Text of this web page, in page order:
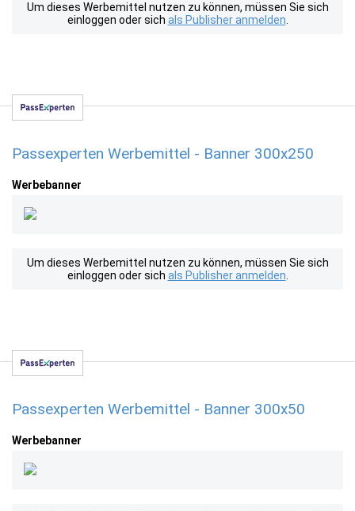
Um dieses Werbemittel nutzen zu können, müssen Sie sich
einloggen oder sich als Publisher anmelden
Passexperten Werbemittel - Banner 300x250
Werbebanner
Um dieses Werbemittel nutzen zu können, müssen Sie sich
einloggen oder sich als Publisher anmelden
Passexperten Werbemittel - Banner 300x50
Werbebanner